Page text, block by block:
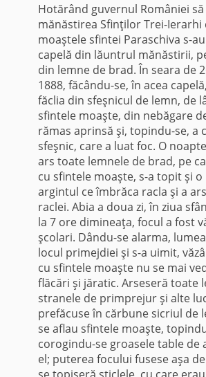
Hotărând guvernul României
mănăstirea Sfinţilor Trei-Ierarhi
moaştele sfintei Paraschiva s-
capelă din lăuntrul mănăstirii,
din lemne de brad. În seara de
1888, făcându-se, în acea
făclia din sfeşnicul de lemn, de
sfintele moaşte, din nebăgare
rămas aprinsă şi, topindu-se, a
sfeşnic, care a luat foc. O
ars toate lemnele de brad, pe
cu sfintele moaşte, s-a topit şi
argintul ce îmbrăca racla şi a
raclei. Abia a doua zi, în ziua
la 7 ore dimineaţa, focul a fost
şcolari. Dându-se alarma,
locul primejdiei şi s-a uimit,
cu sfintele moaşte nu se mai
flăcări şi jăratic. Arseseră toate
stranele de primprejur şi alte
prefăcuse în cărbune sicriul de
se aflau sfintele moaşte,
corogindu-se groasele table de
el; puterea focului fusese aşa